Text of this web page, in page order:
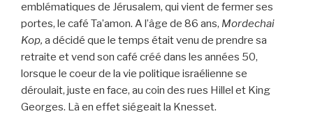
emblématiques de Jérusalem, qui vient de fermer ses
portes, le café Ta’amon. A l’âge de 86 ans, Mordechai
Kop, a décidé que le temps était venu de prendre sa
retraite et vend son café créé dans les années 50,
lorsque le coeur de la vie politique israélienne se
déroulait, juste en face, au coin des rues Hillel et King
Georges. Là en effet siégeait la Knesset.